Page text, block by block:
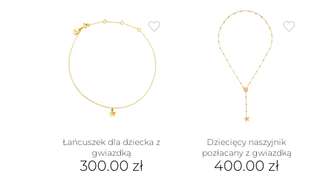
Łańcuszek dla dziecka z
gwiazdką
300.00 zł
Dziecięcy naszyjnik
pozłacany z gwiazdką
400.00 zł